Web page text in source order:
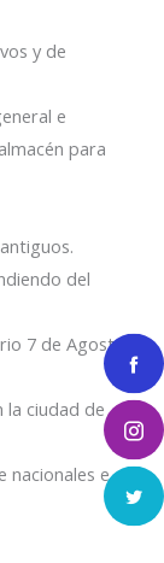
y de
e
para
del
7 de Agosto
ciudad de
nacionales e